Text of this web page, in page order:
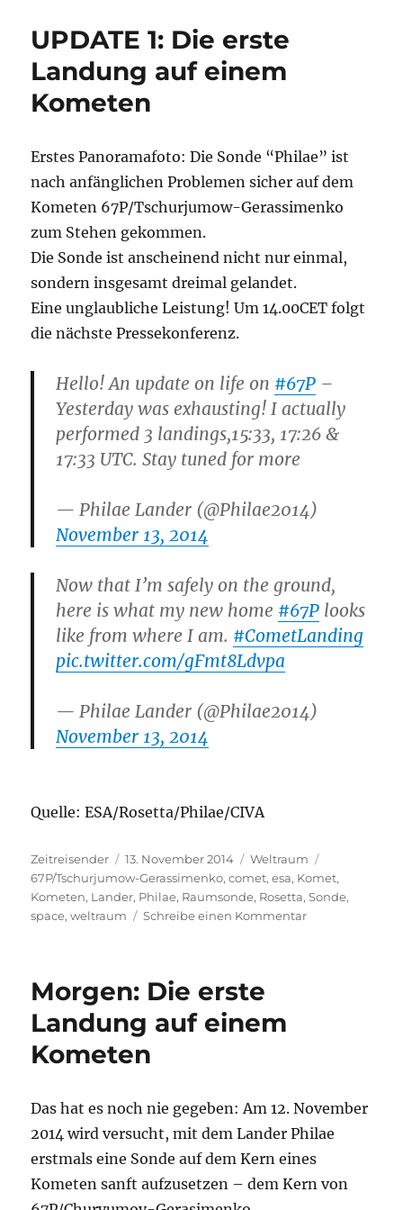
erste
auf
einem
Kometen
UPDATE 1: Die erste
Landung auf einem
Kometen
Erstes Panoramafoto: Die Sonde “Philae” ist
nach anfänglichen Problemen sicher auf dem
Kometen 67P/Tschurjumow-Gerassimenko
zum Stehen gekommen.
Die Sonde ist anscheinend nicht nur einmal,
sondern insgesamt dreimal gelandet.
Eine unglaubliche Leistung! Um 14.00CET folgt
die nächste Pressekonferenz.
Hello! An update on life on #67P –
Yesterday was exhausting! I actually
performed 3 landings,15:33, 17:26 &
17:33 UTC. Stay tuned for more
— Philae Lander (@Philae2014)
November 13, 2014
Now that I’m safely on the ground,
here is what my new home #67P looks
like from where I am. #CometLanding
pic.twitter.com/gFmt8Ldvpa
— Philae Lander (@Philae2014)
November 13, 2014
Quelle: ESA/Rosetta/Philae/CIVA
Autor
Zeitreisender
Veröffentlicht
am
13. November 2014 Kategorien
Weltraum
67P/Tschurjumow-Gerassimenko,comet,esa, Komet,
Kometen, Lander, Philae, Raumsonde, Rosetta,Sonde,
space,weltraum Schreibe einen Kommentarzu
Morgen: Die erste
Landung auf einem
Kometen
Das hat es noch nie gegeben: Am 12. November
2014 wird versucht, mit dem Lander Philae
erstmals eine Sonde auf dem Kern eines
Kometen sanft aufzusetzen – dem Kern von